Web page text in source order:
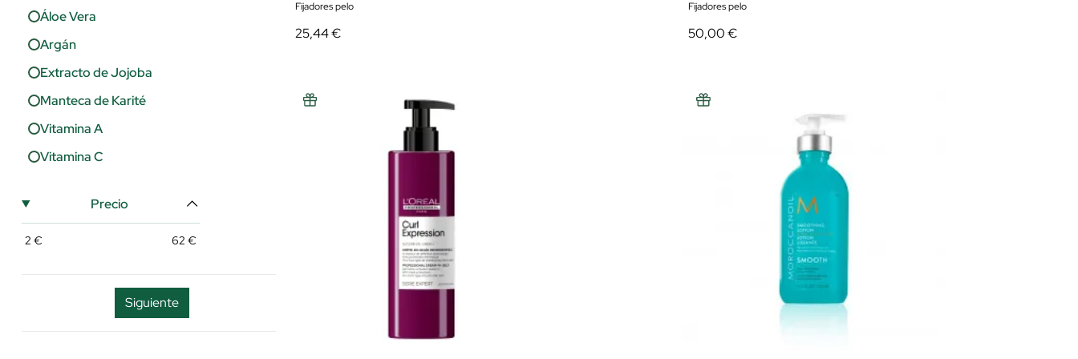
Reparación
Suavidad
Volumen
Áloe Vera
Argán
Extracto de Jojoba
Manteca de Karité
Vitamina A
Vitamina C
Precio
2 € 62 €
Siguiente
Fijadores pelo
25,44 €
Fijadores pelo
50,00 €